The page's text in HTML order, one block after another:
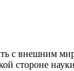
с внешним
стороне